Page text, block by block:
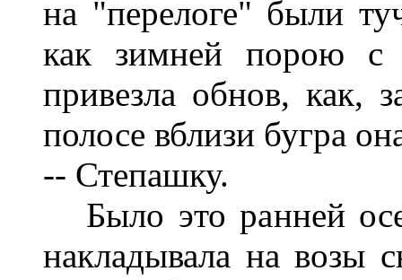
на "перелоге" были
как зимней порою с
привезла обнов, как,
полосе вблизи бугра
-- Степашку.
Было это ранней
накладывала на возы